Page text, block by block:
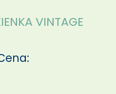
VINTAGE